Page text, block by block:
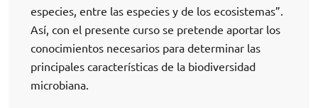
especies, entre las especies y de los ecosistemas”.
Así, con el presente curso se pretende aportar los
conocimientos necesarios para determinar las
principales características de la biodiversidad
microbiana.